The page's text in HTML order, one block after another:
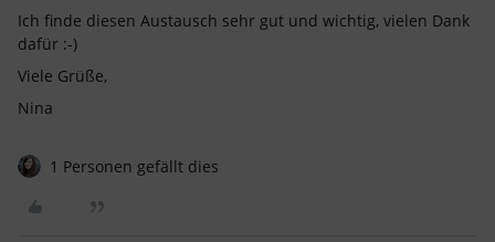
Ich finde diesen Austausch sehr gut und wichtig, vielen Dank
dafür :-)
Viele Grüße,
Nina
1 Personen gefällt dies